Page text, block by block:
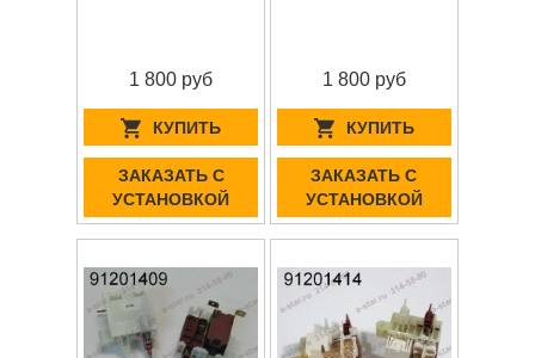
1 800 руб
КУПИТЬ
ЗАКАЗАТЬ С
УСТАНОВКОЙ
1 800 руб
КУПИТЬ
ЗАКАЗАТЬ С
УСТАНОВКОЙ